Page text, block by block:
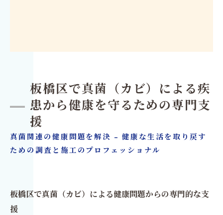
板橋区で真菌（カビ）による疾
患から健康を守るための専門支
援
真菌関連の健康問題を解決 - 健康な生活を取り戻す
ための調査と施工のプロフェッショナル
板橋区で真菌（カビ）による健康問題からの専門的な支
援